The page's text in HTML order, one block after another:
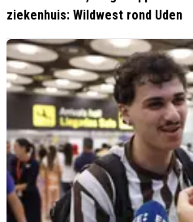
ziekenhuis: Wildwest rond Uden